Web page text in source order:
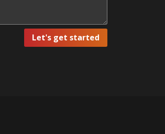
Let's get started